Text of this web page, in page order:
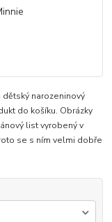
narozeninový
do košíku. Obrázky
list vyrobený v
se s ním velmi dobře